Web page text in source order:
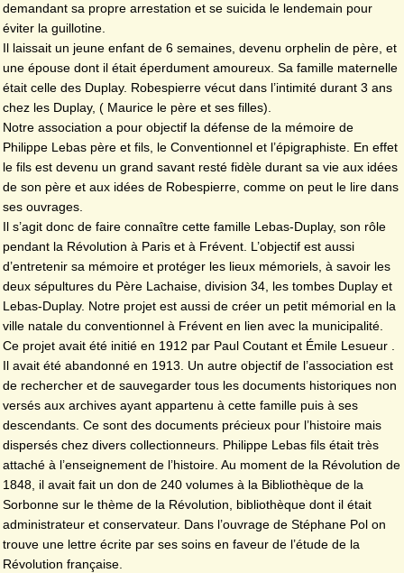
demandant sa propre arrestation et se suicida le lendemain pour
éviter la guillotine.
Il laissait un jeune enfant de 6 semaines, devenu orphelin de père, et
une épouse dont il était éperdument amoureux. Sa famille maternelle
était celle des Duplay. Robespierre vécut dans l’intimité durant 3 ans
chez les Duplay, ( Maurice le père et ses filles).
Notre association a pour objectif la défense de la mémoire de
Philippe Lebas père et fils, le Conventionnel et l’épigraphiste. En effet
le fils est devenu un grand savant resté fidèle durant sa vie aux idées
de son père et aux idées de Robespierre, comme on peut le lire dans
ses ouvrages.
Il s’agit donc de faire connaître cette famille Lebas-Duplay, son rôle
pendant la Révolution à Paris et à Frévent. L’objectif est aussi
d’entretenir sa mémoire et protéger les lieux mémoriels, à savoir les
deux sépultures du Père Lachaise, division 34, les tombes Duplay et
Lebas-Duplay. Notre projet est aussi de créer un petit mémorial en la
ville natale du conventionnel à Frévent en lien avec la municipalité.
Ce projet avait été initié en 1912 par Paul Coutant et Émile Lesueur .
Il avait été abandonné en 1913. Un autre objectif de l’association est
de rechercher et de sauvegarder tous les documents historiques non
versés aux archives ayant appartenu à cette famille puis à ses
descendants. Ce sont des documents précieux pour l’histoire mais
dispersés chez divers collectionneurs. Philippe Lebas fils était très
attaché à l’enseignement de l’histoire. Au moment de la Révolution de
1848, il avait fait un don de 240 volumes à la Bibliothèque de la
Sorbonne sur le thème de la Révolution, bibliothèque dont il était
administrateur et conservateur. Dans l’ouvrage de Stéphane Pol on
trouve une lettre écrite par ses soins en faveur de l’étude de la
Révolution française.